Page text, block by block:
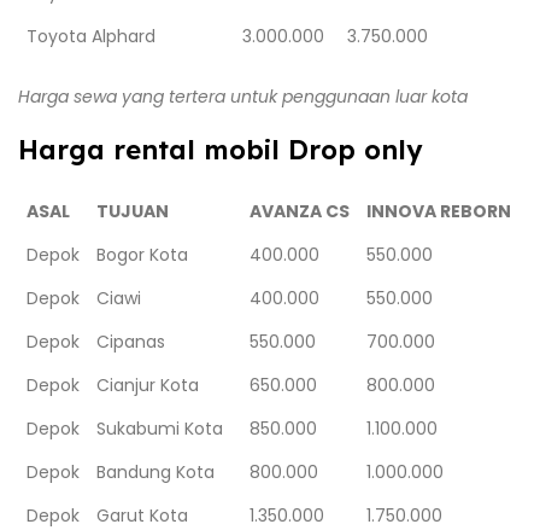
Toyota Alphard
3.000.000 3.750.000
Harga sewa yang tertera untuk penggunaan luar kota
Harga rental mobil Drop only
ASAL TUJUAN AVANZA CS
INNOVA REBORN
Depok
Bogor Kota 400.000
550.000
Depok
Ciawi 400.000
550.000
Depok
Cipanas 550.000
700.000
Depok
Cianjur Kota 650.000
800.000
Depok
Sukabumi Kota 850.000
1.100.000
Depok
Bandung Kota 800.000
1.000.000
Depok
Garut Kota 1.350.000
1.750.000